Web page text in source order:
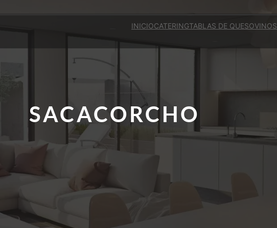
INICIOCATERINGTABLAS DE QUESOVINOS
SACACORCHO